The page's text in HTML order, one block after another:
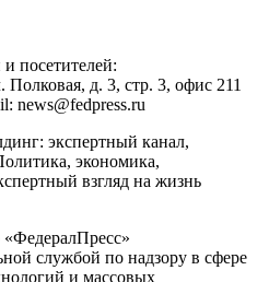
посетителей:
Полковая, д. 3, стр. 3, офис 211
news@fedpress.ru
экспертный канал,
экономика,
взгляд на жизнь
службой по надзору в сфере
и массовых